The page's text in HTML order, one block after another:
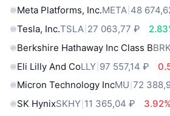
Meta Platforms, Inc.META 48
Tesla, Inc.TSLA 27 063,77 ₽
Berkshire Hathaway Inc Class B
Eli Lilly And CoLLY 97 557,14 ₽
Micron Technology IncMU 72
SK HynixSKHY 11 365,04 ₽